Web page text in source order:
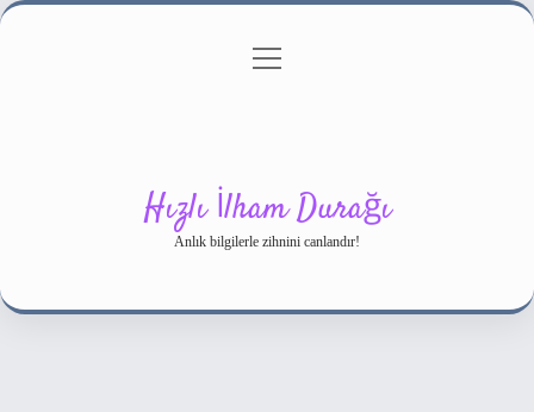
Gizlilik Politikası
menüyü
Hızlı İlham Durağı
Anlık bilgilerle zihnini canlandır!